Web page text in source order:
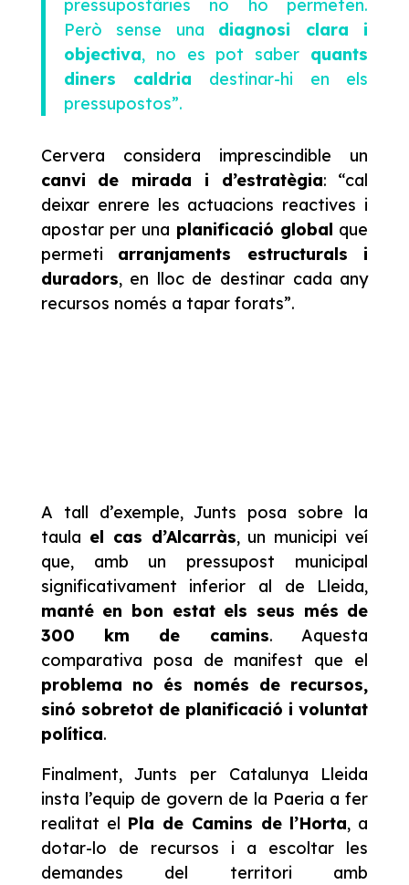
pressupostàries no ho permeten.
Però sense una diagnosi clara i
objectiva, no es pot saber quants
diners caldria destinar-hi en els
pressupostos”.
Cervera considera imprescindible un
canvi de mirada i d’estratègia: “cal
deixar enrere les actuacions reactives i
apostar per una planificació global que
permeti arranjaments estructurals i
duradors, en lloc de destinar cada any
recursos només a tapar forats”.
A tall d’exemple, Junts posa sobre la
taula el cas d’Alcarràs, un municipi veí
que, amb un pressupost municipal
significativament inferior al de Lleida,
manté en bon estat els seus més de
300 km de camins. Aquesta
comparativa posa de manifest que el
problema no és només de recursos,
sinó sobretot de planificació i voluntat
política.
Finalment, Junts per Catalunya Lleida
insta l’equip de govern de la Paeria a fer
realitat el Pla de Camins de l’Horta, a
dotar-lo de recursos i a escoltar les
demandes del territori amb